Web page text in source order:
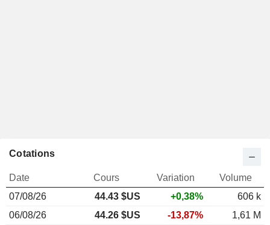
Cotations
Date Cours Variation
Volume
07/08/26
44.43 $US +0,38%
606 k
06/08/26
44.26 $US -13,87%
1,61 M